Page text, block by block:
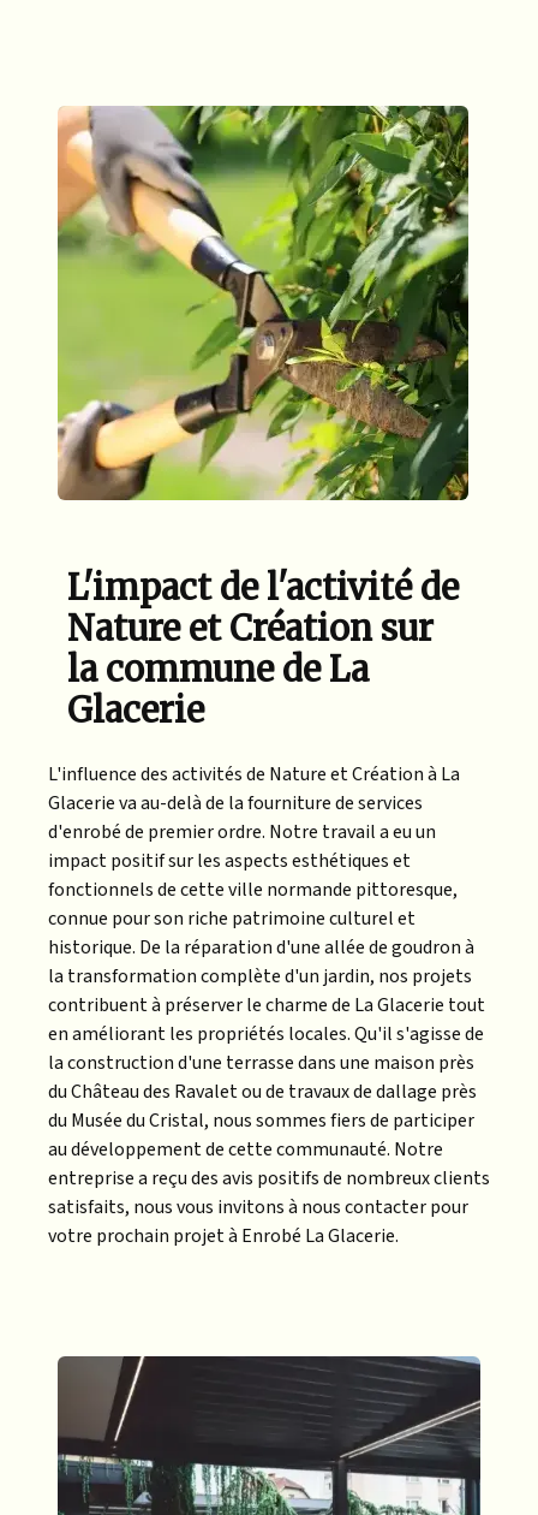
L'impact de l'activité de
Nature et Création sur
la commune de La
Glacerie
L'influence des activités de Nature et Création à La
Glacerie va au-delà de la fourniture de services
d'enrobé de premier ordre. Notre travail a eu un
impact positif sur les aspects esthétiques et
fonctionnels de cette ville normande pittoresque,
connue pour son riche patrimoine culturel et
historique. De la réparation d'une allée de goudron à
la transformation complète d'un jardin, nos projets
contribuent à préserver le charme de La Glacerie tout
en améliorant les propriétés locales. Qu'il s'agisse de
la construction d'une terrasse dans une maison près
du Château des Ravalet ou de travaux de dallage près
du Musée du Cristal, nous sommes fiers de participer
au développement de cette communauté. Notre
entreprise a reçu des avis positifs de nombreux clients
satisfaits, nous vous invitons à nous contacter pour
votre prochain projet à Enrobé La Glacerie.